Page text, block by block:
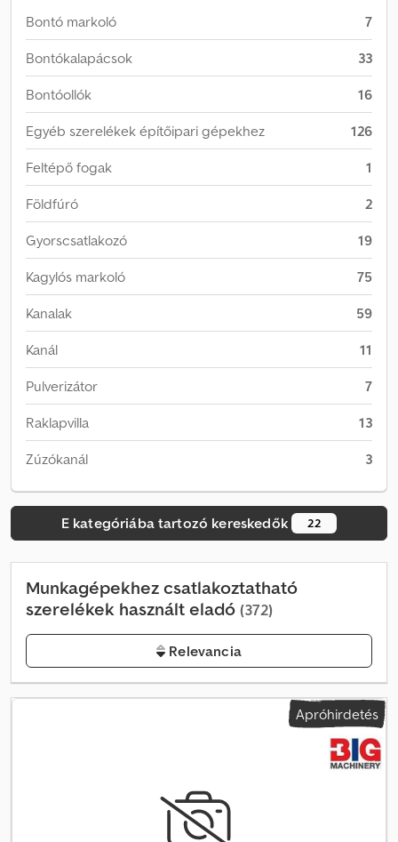
Bontó markoló
7
Bontókalapácsok 33
Bontóollók 16
Egyéb szerelékek építőipari gépekhez 126
Feltépő fogak 1
Földfúró 2
Gyorscsatlakozó 19
Kagylós markoló 75
Kanalak 59
Kanál 11
Pulverizátor 7
Raklapvilla 13
Zúzókanál 3
E kategóriába tartozó kereskedők 22
Munkagépekhez csatlakoztatható
szerelékek használt eladó (372)
Relevancia
Apróhirdetés